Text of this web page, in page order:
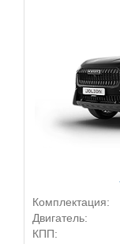
Комплектация:
Двигатель:
КПП: